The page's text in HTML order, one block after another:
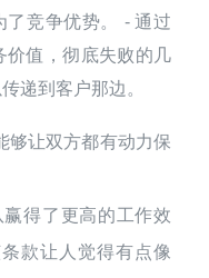
竞争优势。 - 通过
价值，彻底失败的几
递到客户那边。
够让双方都有动力保
得了更高的工作效
款让人觉得有点像